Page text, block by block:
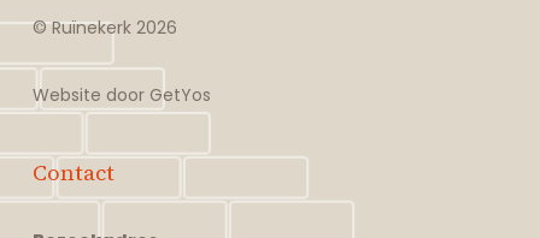
© Ruïnekerk 2026
Website doorGetYos
Contact